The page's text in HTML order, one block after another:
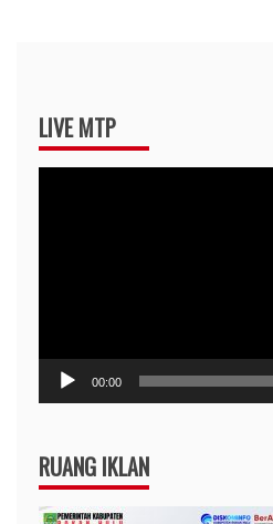
LIVE MTP
00:00
RUANG IKLAN